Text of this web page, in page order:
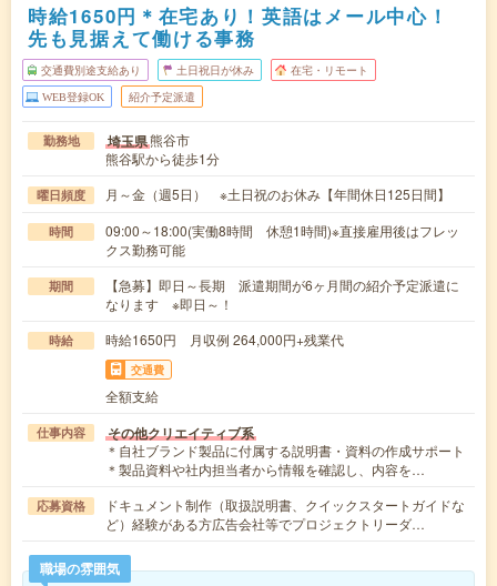
時給1650円＊在宅あり！英語はメール中心！
先も見据えて働ける事務
交通費別途支給あり 土日祝日が休み 在宅・リモート
WEB登録OK 紹介予定派遣
勤務地 埼玉県熊谷市
熊谷駅から徒歩1分
曜日頻度 月～金（週5日） ※土日祝のお休み【年間休日125日間】
時間
09:00～18:00(実働8時間 休憩1時間)※直接雇用後はフレッ
クス勤務可能
期間
【急募】即日～長期 派遣期間が6ヶ月間の紹介予定派遣に
なります ※即日～！
時給 時給1650円 月収例 264,000円+残業代
交通費
全額支給
仕事内容 その他クリエイティブ系
＊自社ブランド製品に付属する説明書・資料の作成サポート
＊製品資料や社内担当者から情報を確認し、内容を…
応募資格
ドキュメント制作（取扱説明書、クイックスタートガイドな
ど）経験がある方広告会社等でプロジェクトリーダ…
職場の雰囲気